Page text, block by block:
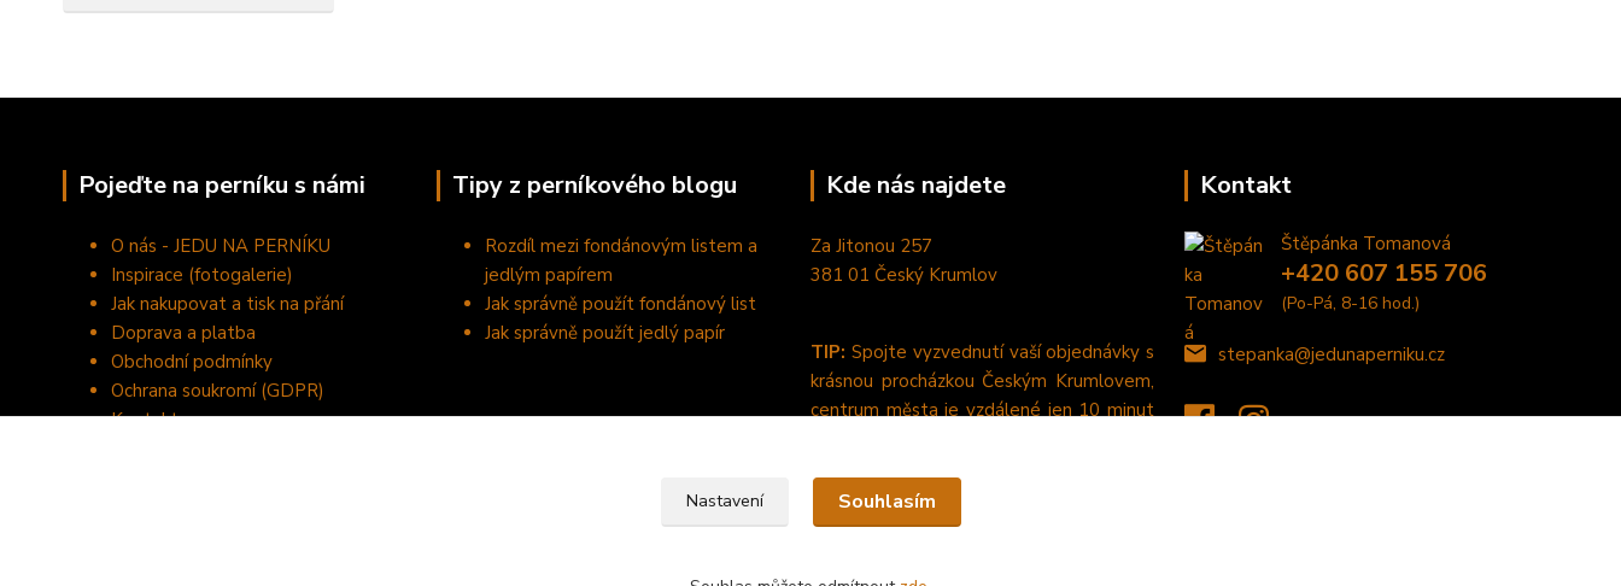
Pojeďte na perníku s námi
O nás - JEDU NA PERNÍKU
Inspirace (fotogalerie)
Jak nakupovat a tisk na přání
Doprava a platba
Obchodní podmínky
Ochrana soukromí (GDPR)
Kontakty
Tipy z perníkového blogu
Rozdíl mezi fondánovým listem a
jedlým papírem
Jak správně použít fondánový list
Jak správně použít jedlý papír
Kde nás najdete
Za Jitonou 257
381 01 Český Krumlov
TIP: Spojte vyzvednutí vaší objednávky s
krásnou procházkou Českým Krumlovem,
centrum města je vzdálené jen 10 minut
Kontakt
Štěpánka Tomanová
+420 607 155 706
(Po-Pá, 8-16 hod.)
stepanka@jedunaperniku.cz
Nastavení Souhlasím